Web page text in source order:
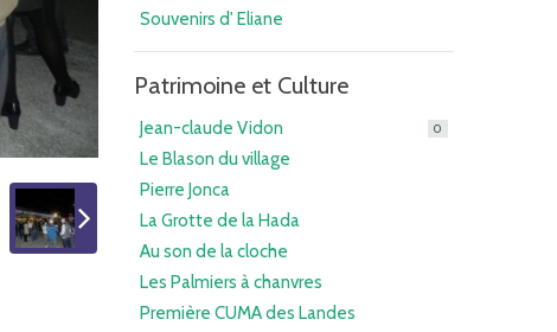
Souvenirs d' Eliane
Patrimoine et Culture
Jean-claude Vidon 0
Le Blason du village
Pierre Jonca
La Grotte de la Hada
Au son de la cloche
Les Palmiers à chanvres
Première CUMA des Landes